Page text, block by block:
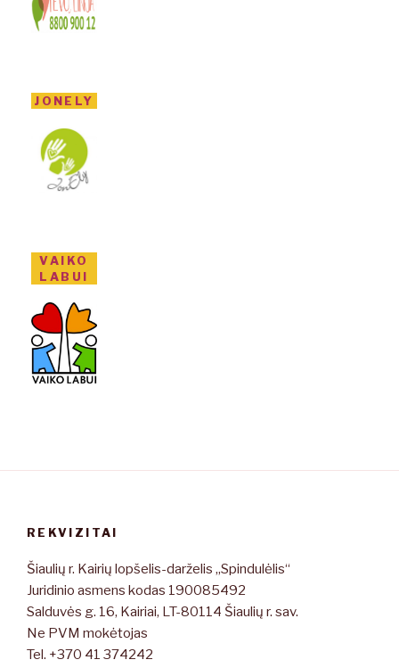
JONELY
VAIKO
LABUI
REKVIZITAI
Šiaulių r. Kairių lopšelis-darželis „Spindulėlis“
Juridinio asmens kodas 190085492
Salduvės g. 16, Kairiai, LT-80114 Šiaulių r. sav.
Ne PVM mokėtojas
Tel. +370 41 374242